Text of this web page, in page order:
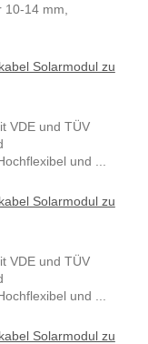
14 mm,
Solarmodul zu
VDE und TÜV
und ...
Solarmodul zu
VDE und TÜV
und ...
Solarmodul zu